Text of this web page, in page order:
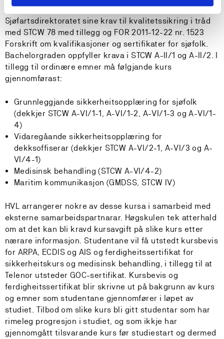
gjeldande krav. Utdanninga er underlagt
Sjøfartsdirektoratet sine krav til kvalitetssikring i tråd
med STCW 78 med tillegg og FOR 2011-12-22 nr. 1523
Forskrift om kvalifikasjoner og sertifikater for sjøfolk.
Bachelorgraden oppfyller krava i STCW A-II/1 og A-II/2. I
tillegg til ordinære emner må følgjande kurs
gjennomførast:
Grunnleggjande sikkerheitsopplæring for sjøfolk
(dekkjer STCW A-VI/1-1, A-VI/1-2, A-VI/1-3 og A-VI/1-
4)
Vidaregåande sikkerheitsopplæring for
dekksoffiserar (dekkjer STCW A-VI/2-1, A-VI/3 og A-
VI/4-1)
Medisinsk behandling (STCW A-VI/4-2)
Maritim kommunikasjon (GMDSS, STCW IV)
HVL arrangerer nokre av desse kursa i samarbeid med
eksterne samarbeidspartnarar. Høgskulen tek atterhald
om at det kan bli kravd kursavgift på slike kurs etter
nærare informasjon. Studentane vil få utstedt kursbevis
for ARPA, ECDIS og AIS og ferdigheitssertifikat for
sikkerheitskurs og medisinsk behandling, i tillegg til at
Telenor utsteder GOC-sertifikat. Kursbevis og
ferdigheitssertifikat blir skrivne ut på bakgrunn av kurs
og emner som studentane gjennomfører i løpet av
studiet. Tilbod om slike kurs bli gitt studentar som har
rimeleg progresjon i studiet, og som ikkje har
gjennomgått tilsvarande kurs før studiestart og dermed